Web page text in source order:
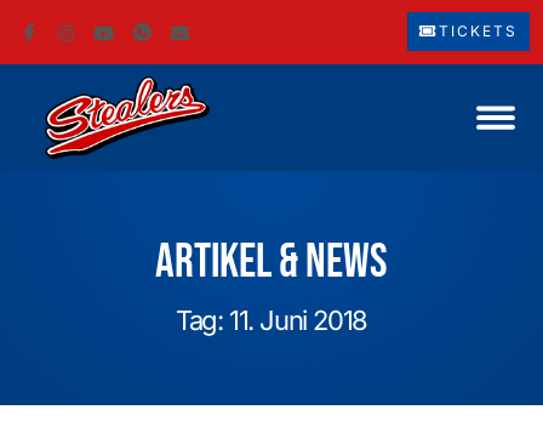
TICKETS
Artikel & News
Tag: 11. Juni 2018